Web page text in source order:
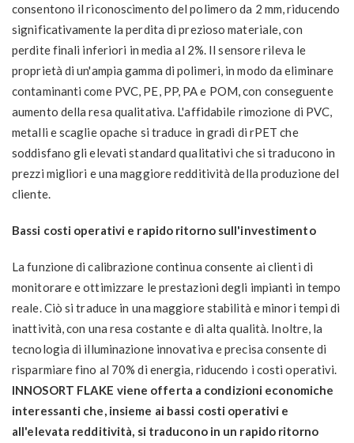
consentono il riconoscimento del polimero da 2 mm, riducendo
significativamente la perdita di prezioso materiale, con
perdite finali inferiori in media al 2%. Il sensore rileva le
proprietà di un'ampia gamma di polimeri, in modo da eliminare
contaminanti come PVC, PE, PP, PA e POM, con conseguente
aumento della resa qualitativa. L'affidabile rimozione di PVC,
metalli e scaglie opache si traduce in gradi di rPET che
soddisfano gli elevati standard qualitativi che si traducono in
prezzi migliori e una maggiore redditività della produzione del
cliente.
Bassi costi operativi e rapido ritorno sull'investimento
La funzione di calibrazione continua consente ai clienti di
monitorare e ottimizzare le prestazioni degli impianti in tempo
reale. Ciò si traduce in una maggiore stabilità e minori tempi di
inattività, con una resa costante e di alta qualità. Inoltre, la
tecnologia di illuminazione innovativa e precisa consente di
risparmiare fino al 70% di energia, riducendo i costi operativi.
INNOSORT FLAKE viene offerta a condizioni economiche
interessanti che, insieme ai bassi costi operativi e
all'elevata redditività, si traducono in un rapido ritorno